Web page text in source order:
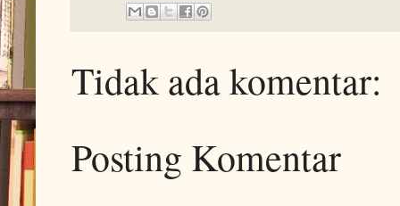
Tidak ada komentar:
Posting Komentar